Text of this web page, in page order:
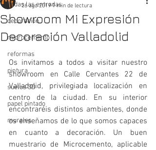
Todas las entradas
decoración
microcemento
reformas
pintura
suelos 3D
papel pintado
murales
Showroom Mi Expresión
Decoración Valladolid
26 ago 2019 1 min de lectura
Os invitamos a todos a visitar nuestro
showroom en Calle Cervantes 22 de
Valladolid, privilegiada localización en
centro de la ciudad. En su interior
encontraréis distintos ambientes, donde
os enseñamos de lo que somos capaces
en cuanto a decoración. Un buen
muestrario de Microcemento, aplicable